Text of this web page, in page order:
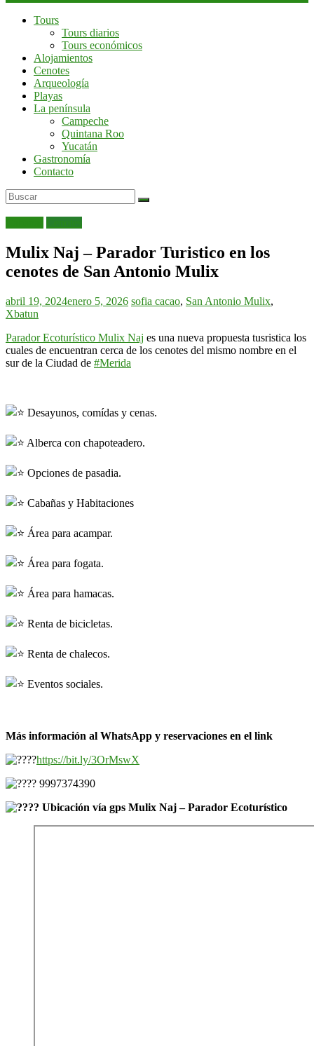
Mochileros
Yucatán
Yucatán
Tours
Tours diarios
Tours económicos
Alojamientos
Cenotes
Arqueología
Playas
La península
Campeche
Quintana Roo
Yucatán
Gastronomía
Contacto
Mulix Naj – Parador Turistico en los
cenotes de San Antonio Mulix
abril 19, 2024enero 5, 2026 sofia cacao, San Antonio Mulix,
Xbatun
Parador Ecoturístico Mulix Naj es una nueva propuesta tusristica los
cuales de encuentran cerca de los cenotes del mismo nombre en el
sur de la Ciudad de #Merida
Desayunos, comídas y cenas.
Alberca con chapoteadero.
Opciones de pasadia.
Cabañas y Habitaciones
Área para acampar.
Área para fogata.
Área para hamacas.
Renta de bicicletas.
Renta de chalecos.
Eventos sociales.
Más información al WhatsApp y reservaciones en el link
https://bit.ly/3OrMswX
9997374390
Ubicación vía gps Mulix Naj – Parador Ecoturístico